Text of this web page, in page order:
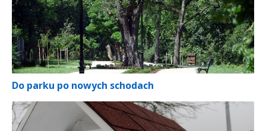
Do parku po nowych schodach